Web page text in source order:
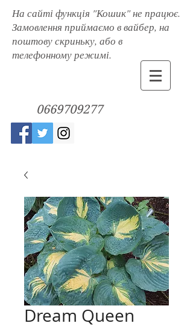
На сайті функція "Кошик" не працює.
Замовлення приймаємо в вайбер, на
поштову скриньку, або в
телефонному режимі.
0669709277
Dream Queen